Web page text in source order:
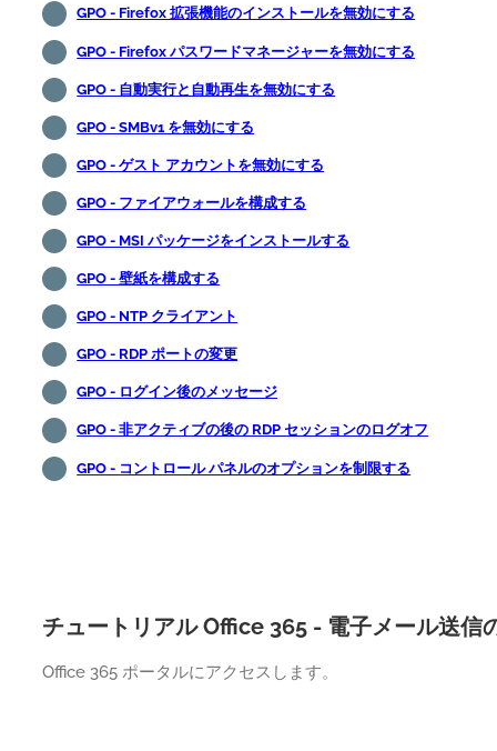
GPO - Firefox 拡張機能のインストールを無効にする
GPO - Firefox パスワードマネージャーを無効にする
GPO - 自動実行と自動再生を無効にする
GPO - SMBv1 を無効にする
GPO - ゲスト アカウントを無効にする
GPO - ファイアウォールを構成する
GPO - MSI パッケージをインストールする
GPO - 壁紙を構成する
GPO - NTP クライアント
GPO - RDP ポートの変更
GPO - ログイン後のメッセージ
GPO - 非アクティブの後の RDP セッションのログオフ
GPO - コントロール パネルのオプションを制限する
チュートリアル Office 365 - 電子メール送信
Office 365 ポータルにアクセスします。